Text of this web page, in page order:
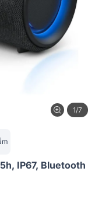
1/7
IP67, Bluetooth